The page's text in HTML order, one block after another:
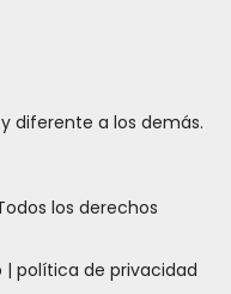
diferente a los demás.
los derechos
| política de privacidad